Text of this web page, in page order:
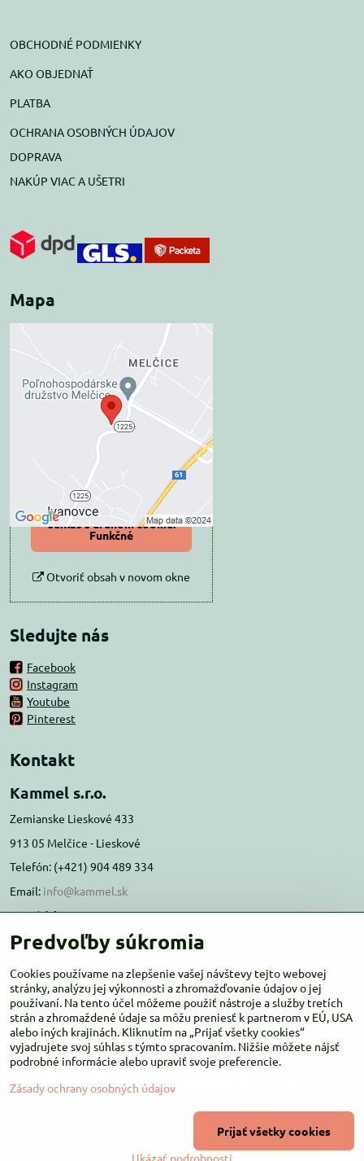
OBCHODNÉ PODMIENKY
AKO OBJEDNAŤ
PLATBA
OCHRANA OSOBNÝCH ÚDAJOV
DOPRAVA
NAKÚP VIAC A UŠETRI
Mapa
Externý obsah je
blokovaný Voľbami
súkromia
Prajete si načítať externý obsah?
Povoliť tentokrát
Povoliť a zapamätať -
súhlas s druhom cookie:
Funkčné
Otvoriť obsah v novom okne
Sledujte nás
Facebook
Instagram
Youtube
Pinterest
Kontakt
Kammel s.r.o.
Zemianske Lieskové 433
913 05 Melčice - Lieskové
Telefón: (+421) 904 489 334
Email: info@kammel.sk
Prevádzka:
Administratívna budova PD Melčice
Otváracie hodiny:PO-ŠT 8:00 - 16:00
PIA-NE Zatvorené
Copyright
Zásady ochrany osobných údajov
Predvoľby súkromia
Cookies používame na zlepšenie vašej návštevy tejto webovej
stránky, analýzu jej výkonnosti a zhromažďovanie údajov o jej
používaní. Na tento účel môžeme použiť nástroje a služby tretích
strán a zhromaždené údaje sa môžu preniesť k partnerom v EÚ, USA
alebo iných krajinách. Kliknutím na „Prijať všetky cookies“
vyjadrujete svoj súhlas s týmto spracovaním. Nižšie môžete nájsť
podrobné informácie alebo upraviť svoje preferencie.
Zásady ochrany osobných údajov
Ukázať podrobnosti
Prijať všetky cookies